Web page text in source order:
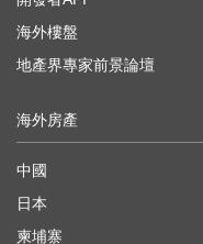
海外樓盤
地產界專家前景論壇
海外房產
中國
日本
柬埔寨